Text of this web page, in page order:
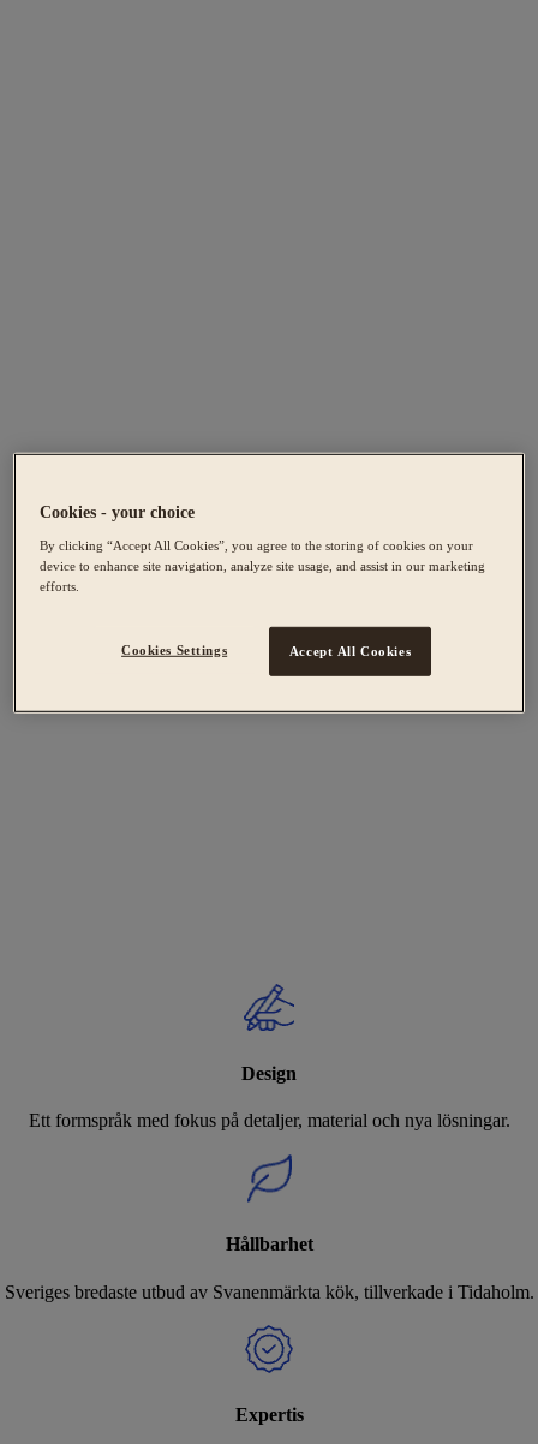
Design
Ett formspråk med fokus på detaljer, material och nya lösningar.
Hållbarhet
Sveriges bredaste utbud av Svanenmärkta kök, tillverkade i Tidaholm.
Expertis
Cookies - your choice
By clicking “Accept All Cookies”, you agree to the storing of cookies on your
device to enhance site navigation, analyze site usage, and assist in our marketing
efforts.
Cookies Settings Accept All Cookies